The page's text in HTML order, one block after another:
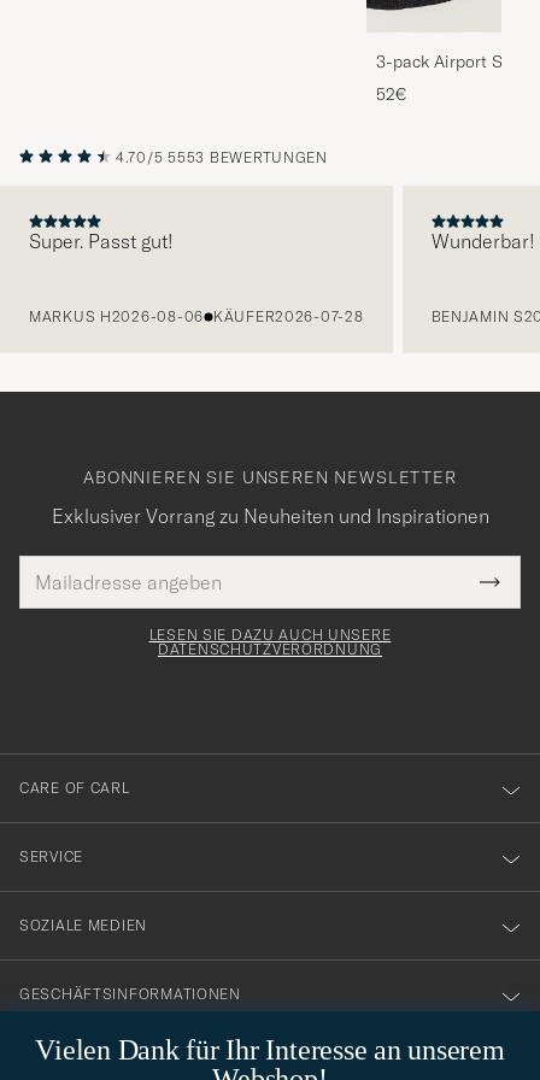
3-pack Airport
Melange
52€
4.70/5 5553 BEWERTUNGEN
Super. Passt gut!
MARKUS H2026-08-06 KÄUFER2026-07-28
Wunderbar!
BENJAMIN S
Vielen Dank für Ihr Interesse an unserem
ABONNIEREN SIE UNSEREN NEWSLETTER
Exklusiver Vorrang zu Neuheiten und Inspirationen
Mail
Adresse
Tack
för
dig
till
vårt
nyhetsbrev!
LESEN SIE DAZU AUCH UNSERE
DATENSCHUTZVERORDNUNG
CARE OF CARL
SERVICE
SOZIALE MEDIEN
GESCHÄFTSINFORMATIONEN